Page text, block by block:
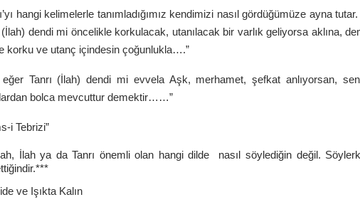
hangi kelimelerle tanımladığımız kendimizi nasıl gördüğümüze ayna
(İlah) dendi mi öncelikle korkulacak, utanılacak bir varlık geliyorsa aklına,
korku ve utanç içindesin çoğunlukla….”
eğer Tanrı (İlah) dendi mi evvela Aşk, merhamet, şefkat anlıyorsan,
bolca mevcuttur demektir……”
i Tebrizi”
İlah ya da Tanrı önemli olan hangi dilde nasıl söylediğin değil.
ve Işıkta Kalın